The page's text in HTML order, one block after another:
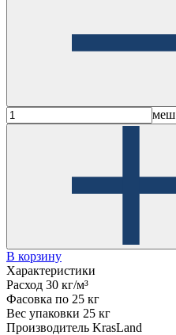
меш
В корзину
Характеристики
Расход 30 кг/м³
Фасовка по 25 кг
Вес упаковки 25 кг
Производитель KrasLand